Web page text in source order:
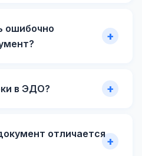
ошибочно
в ЭДО?
отличается